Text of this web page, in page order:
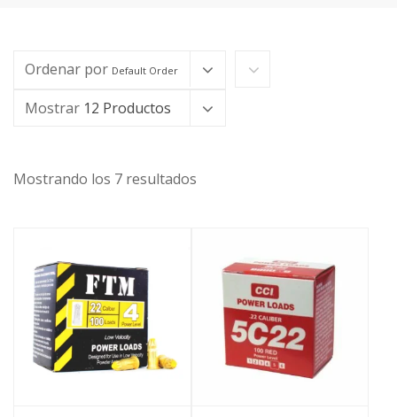
Ordenar por Default Order
Mostrar 12 Productos
Mostrando los 7 resultados